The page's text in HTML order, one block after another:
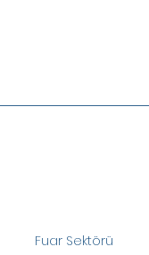
Fuar Sektörü